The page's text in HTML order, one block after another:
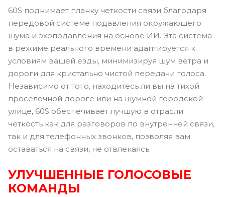
60S поднимает планку четкости связи благодаря
передовой системе подавления окружающего
шума и эхоподавления на основе ИИ. Эта система
в режиме реального времени адаптируется к
условиям вашей езды, минимизируя шум ветра и
дороги для кристально чистой передачи голоса.
Независимо от того, находитесь ли вы на тихой
проселочной дороге или на шумной городской
улице, 60S обеспечивает лучшую в отрасли
четкость как для разговоров по внутренней связи,
так и для телефонных звонков, позволяя вам
оставаться на связи, не отвлекаясь.
УЛУЧШЕННЫЕ ГОЛОСОВЫЕ
КОМАНДЫ